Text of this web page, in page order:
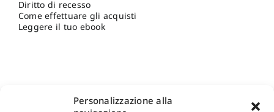
Personalizzazione alla
Diritto di recesso
Come effettuare gli acquisti
Leggere il tuo ebook